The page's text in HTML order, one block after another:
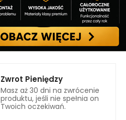
Zwrot Pieniędzy
Masz aż 30 dni na zwrócenie
produktu, jeśli nie spełnia on
Twoich oczekiwań.